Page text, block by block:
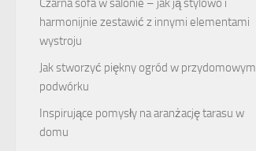
Czarna sofa w salonie – jak ją stylowo i
harmonijnie zestawić z innymi elementami
wystroju
Jak stworzyć piękny ogród w przydomowym
podwórku
Inspirujące pomysły na aranżację tarasu w
domu